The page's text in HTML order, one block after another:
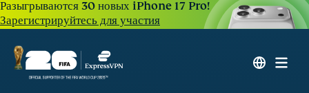
Разыгрываются 30 новых iPhone 17 Pro!
Зарегистрируйтесь для участия